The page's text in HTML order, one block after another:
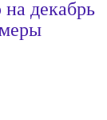
декабрь